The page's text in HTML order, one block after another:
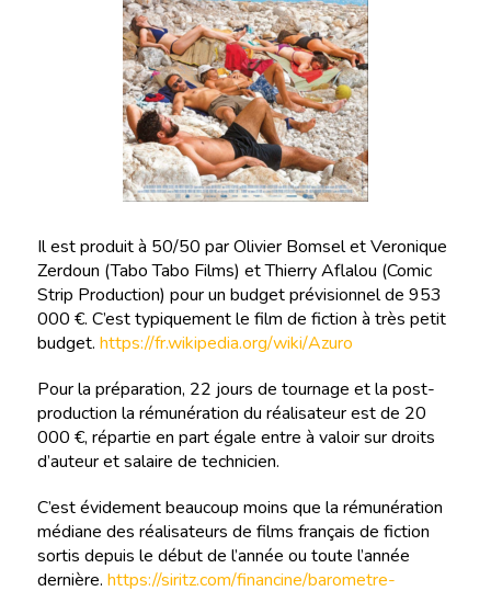
Il est produit à 50/50 par Olivier Bomsel et Veronique
Zerdoun (Tabo Tabo Films) et Thierry Aflalou (Comic
Strip Production) pour un budget prévisionnel de 953
000 €. C’est typiquement le film de fiction à très petit
budget. https://fr.wikipedia.org/wiki/Azuro
Pour la préparation, 22 jours de tournage et la post-
production la rémunération du réalisateur est de 20
000 €, répartie en part égale entre à valoir sur droits
d’auteur et salaire de technicien.
C’est évidement beaucoup moins que la rémunération
médiane des réalisateurs de films français de fiction
sortis depuis le début de l’année ou toute l’année
dernière. https://siritz.com/financine/barometre-